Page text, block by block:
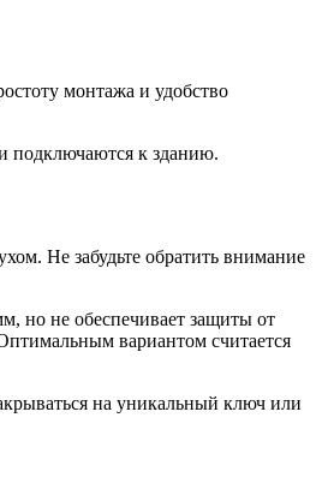
монтажа и удобство
подключаются к зданию.
Не забудьте обратить внимание
но не обеспечивает защиты от
вариантом считается
на уникальный ключ или